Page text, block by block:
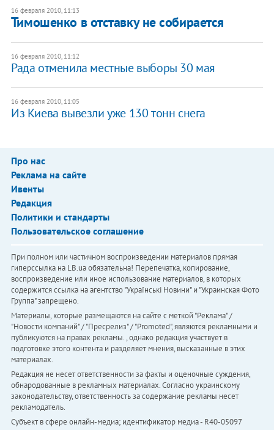
16 февраля 2010, 11:13
Тимошенко в отставку не собирается
16 февраля 2010, 11:12
Рада отменила местные выборы 30 мая
16 февраля 2010, 11:05
Из Киева вывезли уже 130 тонн снега
Про нас
Реклама на сайте
Ивенты
Редакция
Политики и стандарты
Пользовательское соглашение
При полном или частичном воспроизведении материалов прямая
гиперссылка на LB.ua обязательна! Перепечатка, копирование,
воспроизведение или иное использование материалов, в которых
содержится ссылка на агентство "Українськi Новини" и "Украинская Фото
Группа" запрещено.
Материалы, которые размещаются на сайте с меткой "Реклама" /
"Новости компаний" / "Пресрелиз" / "Promoted", являются рекламными и
публикуются на правах рекламы. , однако редакция участвует в
подготовке этого контента и разделяет мнения, высказанные в этих
материалах.
Редакция не несет ответственности за факты и оценочные суждения,
обнародованные в рекламных материалах. Согласно украинскому
законодательству, ответственность за содержание рекламы несет
рекламодатель.
Субъект в сфере онлайн-медиа; идентификатор медиа - R40-05097